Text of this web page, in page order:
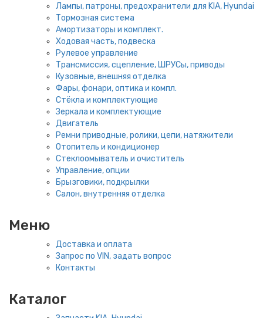
Лампы, патроны, предохранители для KIA, Hyundai
Тормозная система
Амортизаторы и комплект.
Ходовая часть, подвеска
Рулевое управление
Трансмиссия, сцепление, ШРУСы, приводы
Кузовные, внешняя отделка
Фары, фонари, оптика и компл.
Стёкла и комплектующие
Зеркала и комплектующие
Двигатель
Ремни приводные, ролики, цепи, натяжители
Отопитель и кондиционер
Стеклоомыватель и очиститель
Управление, опции
Брызговики, подкрылки
Салон, внутренняя отделка
Меню
Доставка и оплата
Запрос по VIN, задать вопрос
Контакты
Каталог